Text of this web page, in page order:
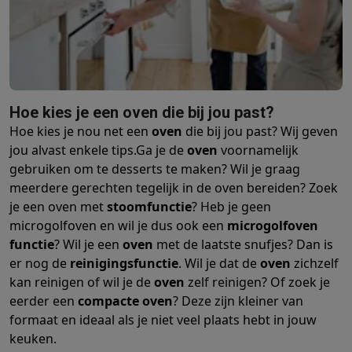
Barbecues
Elektrische barbecues Houtskoolbarbecues
Koude dranken
Juicers Bruiswatermachines Waterfilterkannen
Pannen KookpottenKeukenweegschalen
Ijsmachines Pannenkoekenmakers
Smart gardenBinnentuinKruidenCompost machines
Huishouden & airco
StofzuigenStofzuigersRobotstofzuigersSteelstofzuigers
RobotsRobotstofzuigersDweilrobotsRobotmaaiers
SchoonmakenVloerreinigers Stoomreinigers Tapijtreinigers
StrijkenStoomgeneratorsStrijkijzersKledingstomersActieve
Naaien NaaimachinesAccessoires
VerkoelenMobiele airco’s AircoolersVentilatorsAccessoires
LuchtbehandelingLuchtreinigers Luchtbevochtigers
Verwarmen Elektrische verwarmingElektrische dekens
Wassen & drogenWasmachinesDroogkastenWasmachine en
Automatische voerbak Automatische kattenbak
Beauty & gezondheid
Hoe kies je een oven die bij jou past?
Hoe kies je nou net een oven die bij jou past? Wij geven
jou alvast enkele tips.Ga je deoven voornamelijk
gebruiken om te desserts te maken? Wil je graag
meerdere gerechten tegelijk in de oven bereiden? Zoek
je een oven metstoomfunctie? Heb je geen
microgolfoven en wil je dus ook een microgolfoven
functie? Wil je een oven met de laatste snufjes? Dan is
er nog de reinigingsfunctie. Wil je dat deoven zichzelf
kan reinigen of wil je deoven zelf reinigen? Of zoek je
eerder een compacte oven? Deze zijn kleiner van
formaat en ideaal als je niet veel plaats hebt in jouw
keuken.